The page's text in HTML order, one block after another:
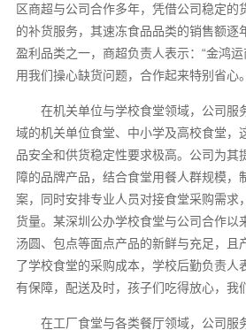
区商超与公司合作多年，凭借公司稳定的
的补货服务，其速冻食品品类的销售额逐
盈利品类之一，商超负责人表示：“金鸿
用我们操心缺货问题，合作起来特别省心
在机关单位与学校食堂领域，公司服
域的机关单位食堂、中小学及高校食堂，
品安全和供货稳定性要求极高。公司为其
障的品牌产品，结合食堂用餐人群规模，
案，同时安排专业人员对接食堂采购需求
货量。某深圳公办学校食堂与公司合作以
汤圆、包点等面点产品的新鲜与充足，且
了学校食堂的采购成本，学校后勤负责人
有保障，配送及时，孩子们吃得放心，我
在工厂食堂与各类餐厅领域，公司服